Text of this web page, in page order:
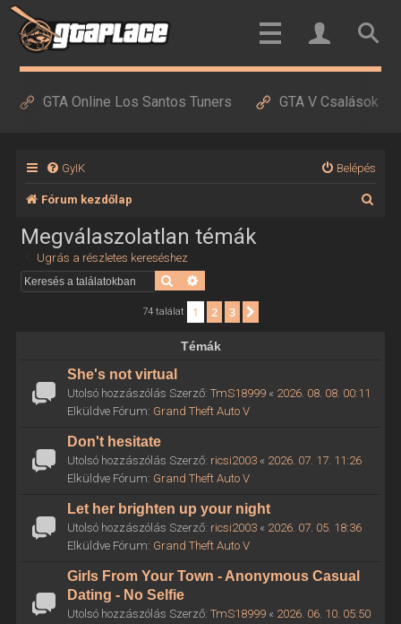
GTA Online Los Santos Tuners GTA V Csalások
GyIK Belépés
Fórum kezdőlap
Megválaszolatlan témák
Ugrás a részletes kereséshez
Keresés
74 találat 1 2 3
Témák
She's not virtual
Utolsó hozzászólás Szerző: TmS18999« 2026. 08. 08. 00:11
Elküldve Fórum: Grand Theft Auto V
Don't hesitate
Utolsó hozzászólás Szerző: ricsi2003« 2026. 07. 17. 11:26
Elküldve Fórum: Grand Theft Auto V
Let her brighten up your night
Utolsó hozzászólás Szerző: ricsi2003« 2026. 07. 05. 18:36
Elküldve Fórum: Grand Theft Auto V
Girls From Your Town - Anonymous Casual
Dating - No Selfie
Utolsó hozzászólás Szerző: TmS18999« 2026. 06. 10. 05:50